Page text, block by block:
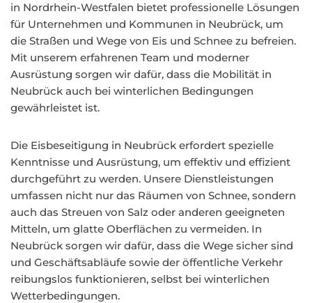
in Nordrhein-Westfalen bietet professionelle Lösungen
für Unternehmen und Kommunen in Neubrück, um
die Straßen und Wege von Eis und Schnee zu befreien.
Mit unserem erfahrenen Team und moderner
Ausrüstung sorgen wir dafür, dass die Mobilität in
Neubrück auch bei winterlichen Bedingungen
gewährleistet ist.
Die Eisbeseitigung in Neubrück erfordert spezielle
Kenntnisse und Ausrüstung, um effektiv und effizient
durchgeführt zu werden. Unsere Dienstleistungen
umfassen nicht nur das Räumen von Schnee, sondern
auch das Streuen von Salz oder anderen geeigneten
Mitteln, um glatte Oberflächen zu vermeiden. In
Neubrück sorgen wir dafür, dass die Wege sicher sind
und Geschäftsabläufe sowie der öffentliche Verkehr
reibungslos funktionieren, selbst bei winterlichen
Wetterbedingungen.